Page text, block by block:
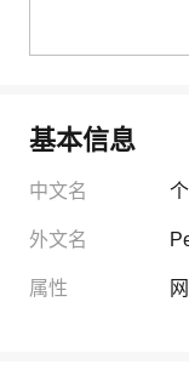
基本信息
中文名
外文名
属性